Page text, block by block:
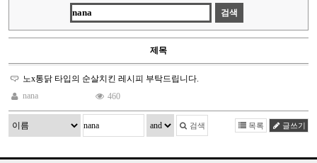
제목
노x통닭 타입의 순살치킨 레시피 부탁드립니다.
nana
460
검색 목록 글쓰기